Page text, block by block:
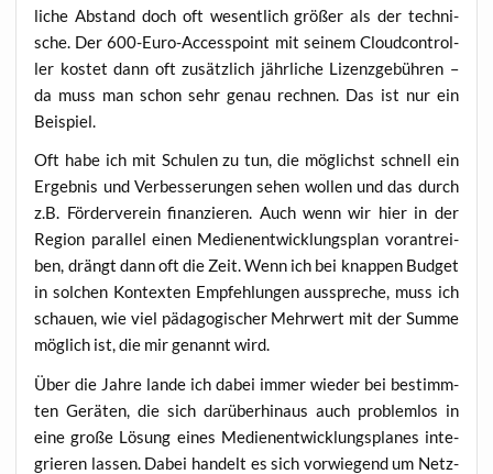
li­che Abstand doch oft wesent­lich grö­ßer als der tech­ni­
sche. Der 600-Euro-Acces­s­point mit sei­nem Cloud­con­trol­
ler kos­tet dann oft zusätz­lich jähr­li­che Lizenz­ge­büh­ren –
da muss man schon sehr genau rech­nen. Das ist nur ein
Beispiel.
Oft habe ich mit Schu­len zu tun, die mög­lichst schnell ein
Ergeb­nis und Ver­bes­se­run­gen sehen wol­len und das durch
z.B. För­der­ver­ein finan­zie­ren. Auch wenn wir hier in der
Regi­on par­al­lel einen Medi­en­ent­wick­lungs­plan vor­an­trei­
ben, drängt dann oft die Zeit. Wenn ich bei knap­pen Bud­get
in sol­chen Kon­tex­ten Emp­feh­lun­gen aus­spre­che, muss ich
schau­en, wie viel päd­ago­gi­scher Mehr­wert mit der Sum­me
mög­lich ist, die mir genannt wird.
Über die Jah­re lan­de ich dabei immer wie­der bei bestimm­
ten Gerä­ten, die sich dar­über­hin­aus auch pro­blem­los in
eine gro­ße Lösung eines Medi­en­ent­wick­lungs­pla­nes inte­
grie­ren las­sen. Dabei han­delt es sich vor­wie­gend um Netz­